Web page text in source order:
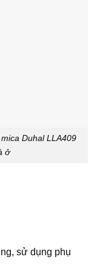
Duhal LLA409
ở
sử dụng phụ